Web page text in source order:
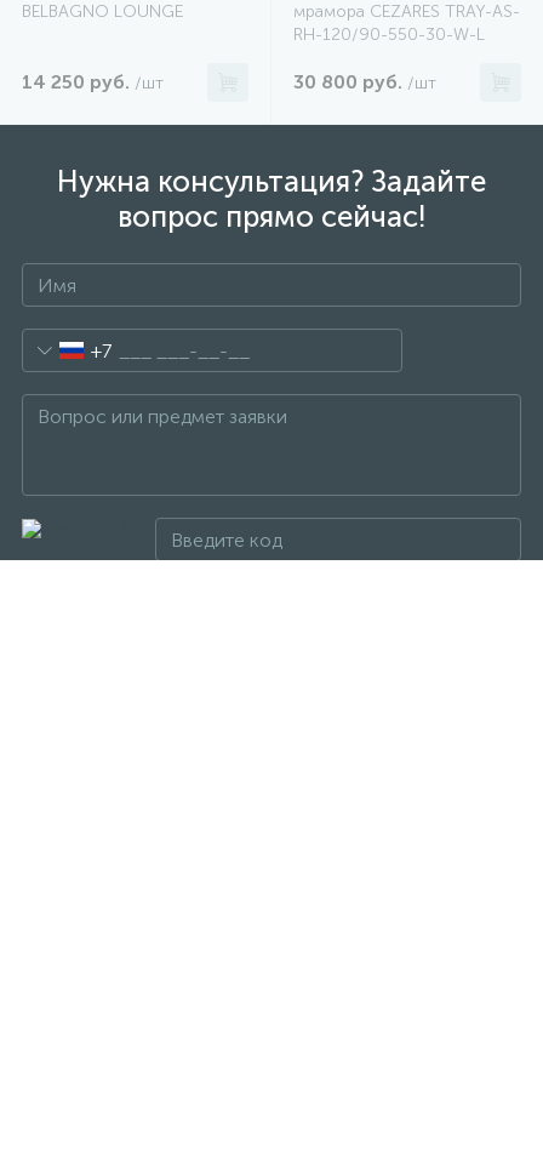
BELBAGNO LOUNGE
14 250 руб. /шт
мрамора CEZARES TRAY-AS-
RH-120/90-550-30-W-L
30 800 руб. /шт
Нужна консультация? Задайте
вопрос прямо сейчас!
+7